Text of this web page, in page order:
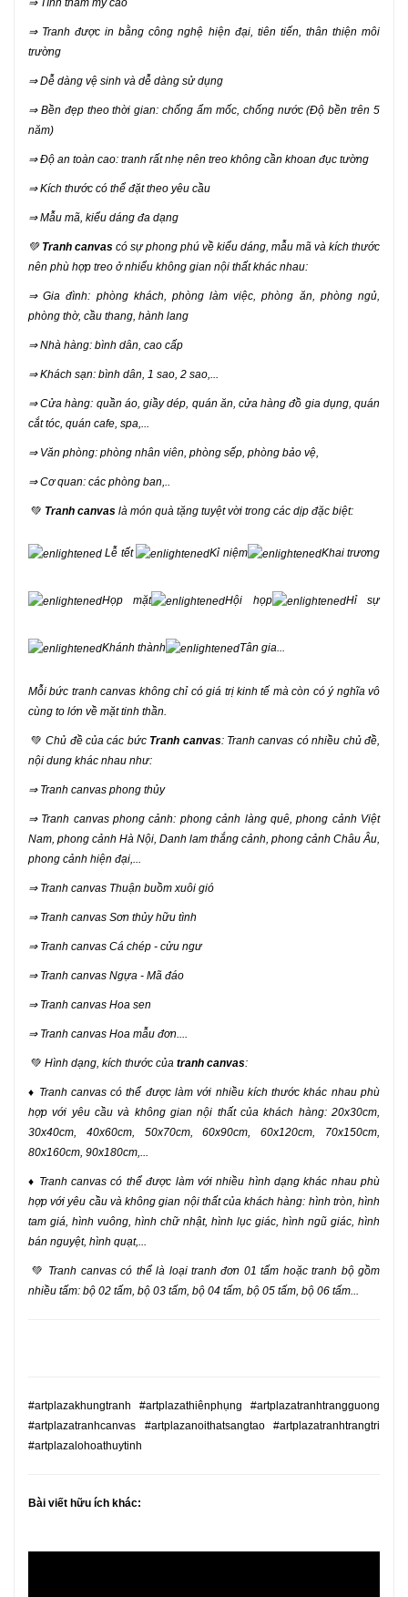
⇒ Tính thẩm mỹ cao
⇒ Tranh được in bằng công nghệ hiện đại, tiên tiến, thân thiện môi
trường
⇒ Dễ dàng vệ sinh và dễ dàng sử dụng
⇒ Bền đẹp theo thời gian: chống ẩm mốc, chống nước (Độ bền trên 5
năm)
⇒ Độ an toàn cao: tranh rất nhẹ nên treo không cần khoan đục tường
⇒ Kích thước có thể đặt theo yêu cầu
⇒ Mẫu mã, kiểu dáng đa dạng
💚 Tranh canvas có sự phong phú về kiểu dáng, mẫu mã và kích thước
nên phù hợp treo ở nhiểu không gian nội thất khác nhau:
⇒ Gia đình: phòng khách, phòng làm việc, phòng ăn, phòng ngủ,
phòng thờ, cầu thang, hành lang
⇒ Nhà hàng: bình dân, cao cấp
⇒ Khách sạn: bình dân, 1 sao, 2 sao,...
⇒ Cửa hàng: quần áo, giầy dép, quán ăn, cửa hàng đồ gia dụng, quán
cắt tóc, quán cafe, spa,...
⇒ Văn phòng: phòng nhân viên, phòng sếp, phòng bảo vệ,
⇒ Cơ quan: các phòng ban,..
💚 Tranh canvas là món quà tặng tuyệt vời trong các dịp đặc biệt:
Lễ tết Kỉ niệm Khai trương
Họp mặt Hội họp Hỉ sự
Khánh thành Tân gia...
Mỗi bức tranh canvas không chỉ có giá trị kinh tế mà còn có ý nghĩa vô
cùng to lớn về mặt tinh thần.
💚 Chủ đề của các bức Tranh canvas: Tranh canvas có nhiều chủ đề,
nội dung khác nhau như:
⇒ Tranh canvas phong thủy
⇒ Tranh canvas phong cảnh: phong cảnh làng quê, phong cảnh Việt
Nam, phong cảnh Hà Nội, Danh lam thắng cảnh, phong cảnh Châu Âu,
phong cảnh hiện đại,...
⇒ Tranh canvas Thuận buồm xuôi gió
⇒ Tranh canvas Sơn thủy hữu tình
⇒ Tranh canvas Cá chép - cửu ngư
⇒ Tranh canvas Ngựa - Mã đáo
⇒ Tranh canvas Hoa sen
⇒ Tranh canvas Hoa mẫu đơn....
💚 Hình dạng, kích thước của tranh canvas:
♦ Tranh canvas có thể được làm với nhiều kích thước khác nhau phù
hợp với yêu cầu và không gian nội thất của khách hàng: 20x30cm,
30x40cm, 40x60cm, 50x70cm, 60x90cm, 60x120cm, 70x150cm,
80x160cm, 90x180cm,...
♦ Tranh canvas có thể được làm với nhiều hình dạng khác nhau phù
hợp với yêu cầu và không gian nội thất của khách hàng: hình tròn, hình
tam giá, hình vuông, hình chữ nhật, hình lục giác, hình ngũ giác, hình
bán nguyệt, hình quạt,...
💚 Tranh canvas có thể là loại tranh đơn 01 tấm hoặc tranh bộ gồm
nhiều tấm: bộ 02 tấm, bộ 03 tấm, bộ 04 tấm, bộ 05 tấm, bộ 06 tấm...
#artplazakhungtranh #artplazathiênphụng #artplazatranhtrangguong
#artplazatranhcanvas #artplazanoithatsangtao #artplazatranhtrangtri
#artplazalohoathuytinh
Bài viết hữu ích khác: